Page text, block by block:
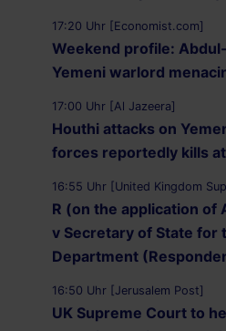
17:20 Uhr [Economist.com]
Weekend profile:
Yemeni warlord
17:00 Uhr [Al Jazeera]
Houthi attacks on
forces reportedly kills
16:55 Uhr [United Kingdom
R (on the application of
v Secretary of State for
Department
16:50 Uhr [Jerusalem Post]
UK Supreme Court to